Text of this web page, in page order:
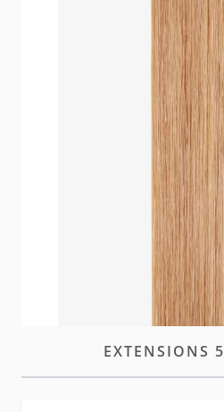
Unsere neuen und
Tape Extensions bieten
mit optimierter Leistung und
załóż konto
OPIS
EXTENSIONS